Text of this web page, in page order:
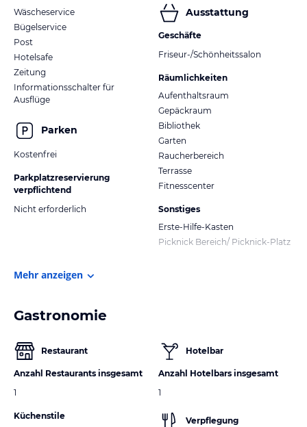
Wäscheservice
Bügelservice
Post
Hotelsafe
Zeitung
Informationsschalter für
Ausflüge
Parken
Kostenfrei
Parkplatzreservierung
verpflichtend
Nicht erforderlich
Ausstattung
Geschäfte
Friseur-/Schönheitssalon
Räumlichkeiten
Aufenthaltsraum
Gepäckraum
Bibliothek
Garten
Raucherbereich
Terrasse
Fitnesscenter
Sonstiges
Erste-Hilfe-Kasten
Picknick Bereich/ Picknick-Platz
Mehr anzeigen
Gastronomie
Restaurant
Anzahl Restaurants insgesamt
1
Küchenstile
Hotelbar
Anzahl Hotelbars insgesamt
1
Verpflegung